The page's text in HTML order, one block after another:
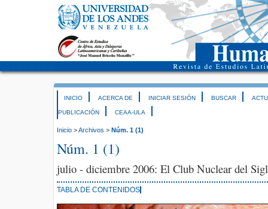
INICIO ACERCA DE INICIAR SESIÓN BUSCAR
PUBLICACIÓN CEAA-ULA
Inicio >Archivos > Núm. 1 (1)
Núm. 1 (1)
julio - diciembre 2006: El Club Nuclear del
TABLA DE CONTENIDOS